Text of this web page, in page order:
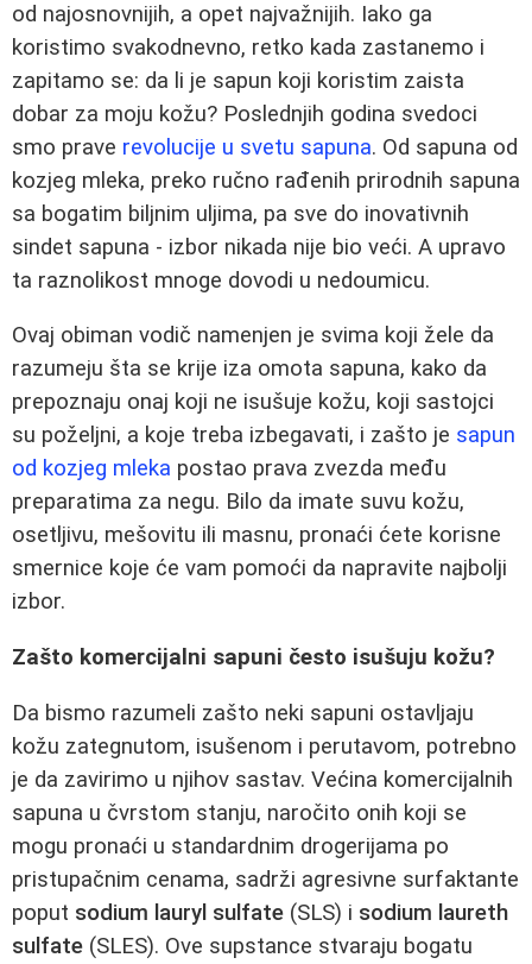
od najosnovnijih, a opet najvažnijih. Iako ga
koristimo svakodnevno, retko kada zastanemo i
zapitamo se: da li je sapun koji koristim zaista
dobar za moju kožu? Poslednjih godina svedoci
smo prave revolucije u svetu sapuna. Od sapuna od
kozjeg mleka, preko ručno rađenih prirodnih sapuna
sa bogatim biljnim uljima, pa sve do inovativnih
sindet sapuna - izbor nikada nije bio veći. A upravo
ta raznolikost mnoge dovodi u nedoumicu.
Ovaj obiman vodič namenjen je svima koji žele da
razumeju šta se krije iza omota sapuna, kako da
prepoznaju onaj koji ne isušuje kožu, koji sastojci
su poželjni, a koje treba izbegavati, i zašto je sapun
od kozjeg mleka postao prava zvezda među
preparatima za negu. Bilo da imate suvu kožu,
osetljivu, mešovitu ili masnu, pronaći ćete korisne
smernice koje će vam pomoći da napravite najbolji
izbor.
Zašto komercijalni sapuni često isušuju kožu?
Da bismo razumeli zašto neki sapuni ostavljaju
kožu zategnutom, isušenom i perutavom, potrebno
je da zavirimo u njihov sastav. Većina komercijalnih
sapuna u čvrstom stanju, naročito onih koji se
mogu pronaći u standardnim drogerijama po
pristupačnim cenama, sadrži agresivne surfaktante
poput sodium lauryl sulfate (SLS) i sodium laureth
sulfate (SLES). Ove supstance stvaraju bogatu